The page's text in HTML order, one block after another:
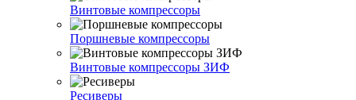
Винтовые компрессоры
Поршневые компрессоры
Винтовые компрессоры ЗИФ
Ресиверы